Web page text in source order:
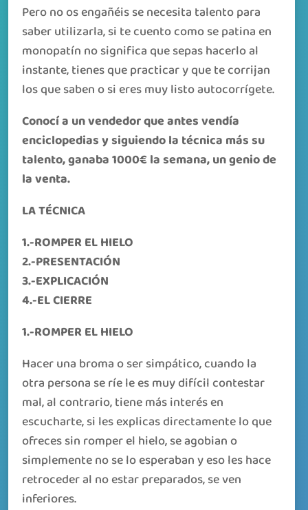
Pero no os engañéis se necesita talento para
saber utilizarla, si te cuento como se patina en
monopatín no significa que sepas hacerlo al
instante, tienes que practicar y que te corrijan
los que saben o si eres muy listo autocorrígete.
Conocí a un vendedor que antes vendía
enciclopedias y siguiendo la técnica más su
talento, ganaba 1000€ la semana, un genio de
la venta.
LA TÉCNICA
1.-ROMPER EL HIELO
2.-PRESENTACIÓN
3.-EXPLICACIÓN
4.-EL CIERRE
1.-ROMPER EL HIELO
Hacer una broma o ser simpático, cuando la
otra persona se ríe le es muy difícil contestar
mal, al contrario, tiene más interés en
escucharte, si les explicas directamente lo que
ofreces sin romper el hielo, se agobian o
simplemente no se lo esperaban y eso les hace
retroceder al no estar preparados, se ven
inferiores.